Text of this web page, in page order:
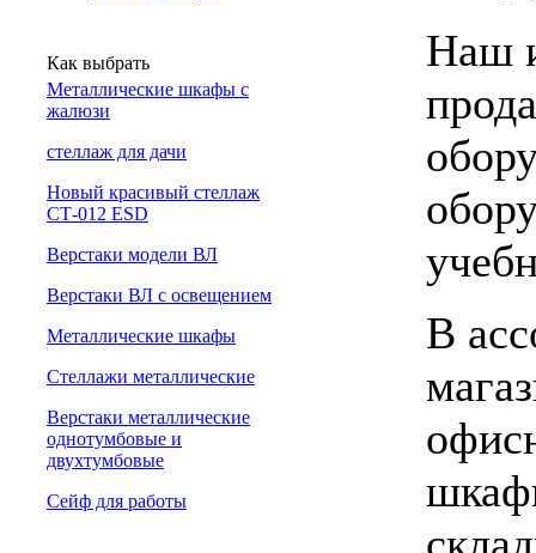
Как выбрать
Металлические шкафы с
жалюзи
cтеллаж для дачи
Новый красивый стеллаж
СТ-012 ESD
Верстаки модели ВЛ
Верстаки ВЛ с освещением
Металлические шкафы
Стеллажи металлические
Верстаки металлические
однотумбовые и
двухтумбовые
Сейф для работы
Наш
В